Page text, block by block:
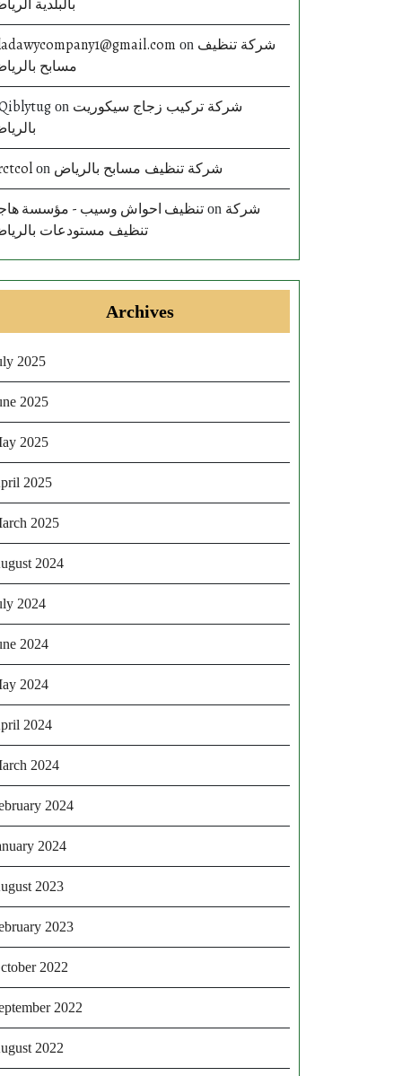
بالبلدية
on شركة تنظيف
مسابح
on شركة تركيب زجاج سيكوريت
on شركة تنظيف مسابح بالرياض
تنظيف احواش وسيب - مؤسسة on شركة
تنظيف مستودعات
Archives
2025
2025
2025
2025
2025
2024
2024
2024
2024
2024
2024
2024
2024
2023
2023
2022
2022
2022